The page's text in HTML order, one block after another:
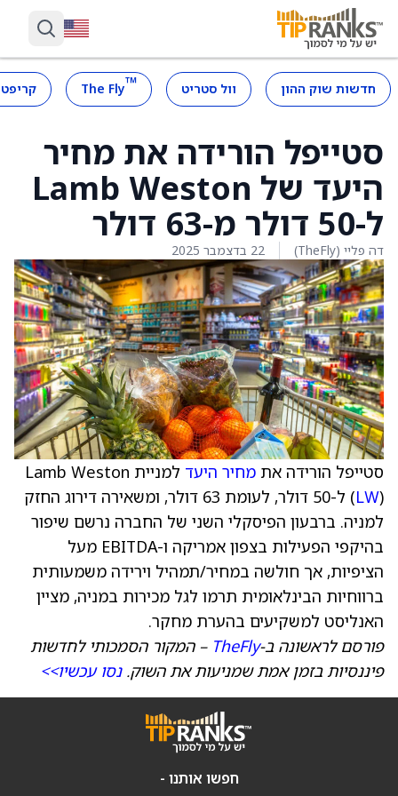
חדשות שוק ההון וול סטריט ™
The Fly
סטייפל הורידה את מחיר
היעד של Lamb Weston
ל-50 דולר מ-63 דולר
דה פליי (TheFly) 22 בדצמבר 2025
סטייפל הורידה את מחיר היעד
למניית Lamb Weston
(LW
) ל-50 דולר, לעומת 63 דולר, ומשאירה דירוג החזק
למניה. ברבעון הפיסקלי השני של החברה נרשם שיפור
בהיקפי הפעילות בצפון אמריקה ו-EBITDA מעל
הציפיות, אך חולשה במחיר/תמהיל וירידה משמעותית
ברווחיות הבינלאומית תרמו לגל מכירות במניה, מציין
האנליסט למשקיעים בהערת מחקר.
פורסם לראשונה ב-TheFly – המקור הסמכותי לחדשות
פיננסיות בזמן אמת שמניעות את השוק.נסו עכשיו>>
חפשו אותנו -